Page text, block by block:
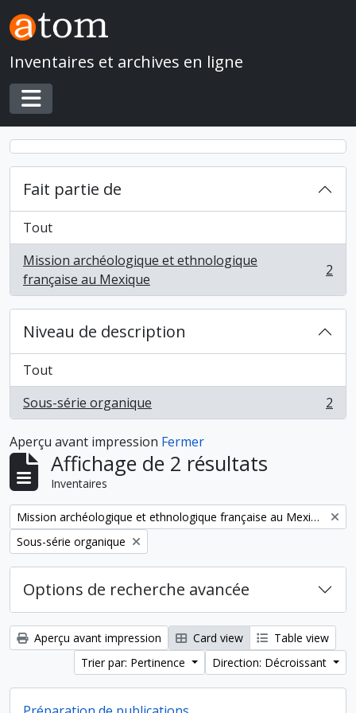
Skip to main content
Inventaires et archives en ligne
Toggle navigation
Fait partie de
Tout
Mission archéologique et ethnologique
française au Mexique
, 2 résultats 2
Niveau de description
Tout
Sous-série organique
, 2 résultats 2
Aperçu avant impression Fermer
Affichage de 2 résultats
Inventaires
Remove filter:
Mission archéologique et ethnologique française au Mexique
Remove filter:
Sous-série organique
Options de recherche avancée
Aperçu avant impression Card view
Table view
Trier par: Pertinence
Direction: Décroissant